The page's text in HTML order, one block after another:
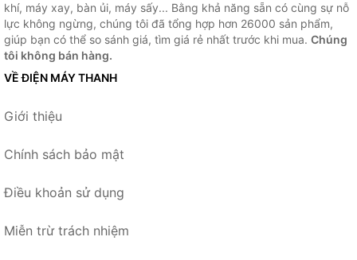
khí, máy xay, bàn ủi, máy sấy... Bằng khả năng sẵn có cùng sự nỗ
lực không ngừng, chúng tôi đã tổng hợp hơn 26000 sản phẩm,
giúp bạn có thể so sánh giá, tìm giá rẻ nhất trước khi mua. Chúng
tôi không bán hàng.
VỀ ĐIỆN MÁY THANH
Giới thiệu
Chính sách bảo mật
Điều khoản sử dụng
Miễn trừ trách nhiệm